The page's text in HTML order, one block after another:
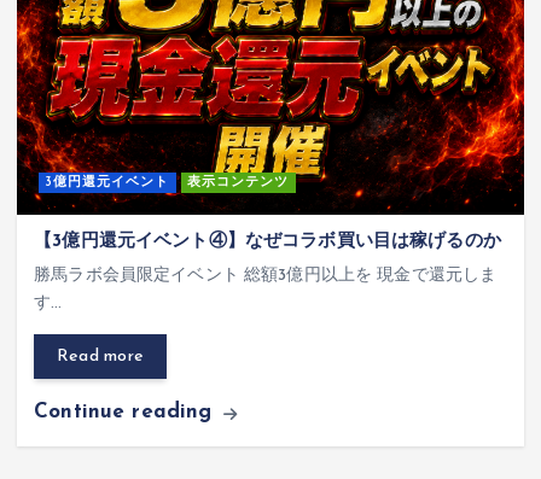
3億円還元イベント 表示コンテンツ
【3億円還元イベント④】なぜコラボ買い目は稼げるのか
勝馬ラボ会員限定イベント 総額3億円以上を 現金で還元しま
す…
Read more
Continue reading